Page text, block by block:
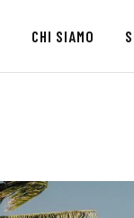
CHI SIAMO